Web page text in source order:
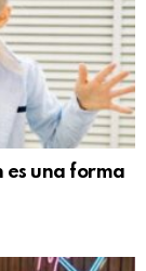
es una forma